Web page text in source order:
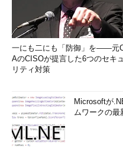
一にも二にも「防御」を――元
AのCISOが提言した6つのセキュ
リティ対策
Microsoftが
ムワークの最